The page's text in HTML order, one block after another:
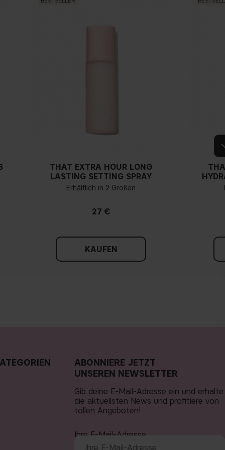
THAT EXTRA HOUR LONG
LASTING SETTING SPRAY
Erhältlich in 2 Größen
27 €
KAUFEN
ABONNIERE JETZT
UNSEREN NEWSLETTER
Gib deine E-Mail-Adresse ein und erhalte
die aktuellsten News und profitiere von
tollen Angeboten!
Ihre E-Mail-Adresse